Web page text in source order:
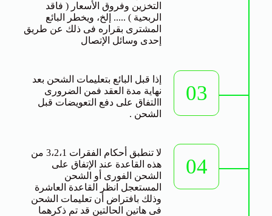
التخزين وفروق الأسعار ( فاقد
الربحية ) ..... إلخ، ويخطر البائع
المشترى بقراره فى ذلك عن طريق
إحدى وسائل الإتصال
03
إذا قبل البائع بتعليمات الشحن بعد
نهاية مدة العقد فمن الضرورى
االتفاق على دفع التعويضات قبل
الشحن .
04
لا تنطبق أحكام الفقرات 3،2،1 من
هذه القاعدة عند الإتفاق على
الشحن الفورى أو الشحن
المستعجل انظر القاعدة العاشرة
وذلك بافتراض أن تعليمات الشحن
فى هاتين الحالتين قد تم ذكرهما